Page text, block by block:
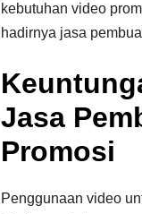
kebutuhan video
hadirnya jasa
Jasa
Promosi
Penggunaan video